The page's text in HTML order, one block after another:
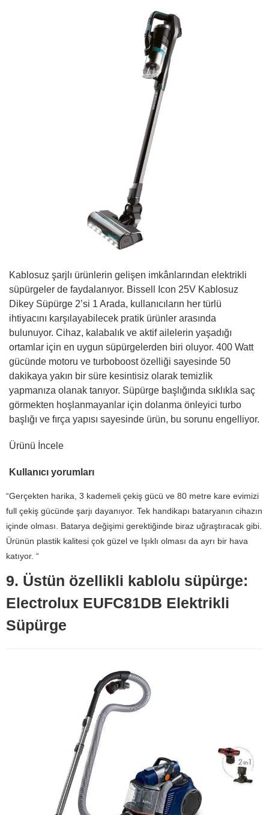
Kablosuz şarjlı ürünlerin gelişen imkânlarından elektrikli
süpürgeler de faydalanıyor. Bissell Icon 25V Kablosuz
Dikey Süpürge 2’si 1 Arada, kullanıcıların her türlü
ihtiyacını karşılayabilecek pratik ürünler arasında
bulunuyor. Cihaz, kalabalık ve aktif ailelerin yaşadığı
ortamlar için en uygun süpürgelerden biri oluyor. 400 Watt
gücünde motoru ve turboboost özelliği sayesinde 50
dakikaya yakın bir süre kesintisiz olarak temizlik
yapmanıza olanak tanıyor. Süpürge başlığında sıklıkla saç
görmekten hoşlanmayanlar için dolanma önleyici turbo
başlığı ve fırça yapısı sayesinde ürün, bu sorunu engelliyor.
Ürünü İncele
Kullanıcı yorumları
“Gerçekten harika, 3 kademeli çekiş gücü ve 80 metre kare evimizi
full çekiş gücünde şarjı dayanıyor. Tek handikapı bataryanın cihazın
içinde olması. Batarya değişimi gerektiğinde biraz uğraştıracak gibi.
Ürünün plastik kalitesi çok güzel ve Işıklı olması da ayrı bir hava
katıyor. “
9. Üstün özellikli kablolu süpürge:
Electrolux EUFC81DB Elektrikli
Süpürge